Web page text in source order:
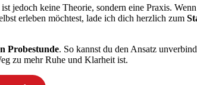
jedoch keine Theorie, sondern eine Praxis.
erleben möchtest, lade ich dich herzlich zum
Probestunde. So kannst du den Ansatz
zu mehr Ruhe und Klarheit ist.